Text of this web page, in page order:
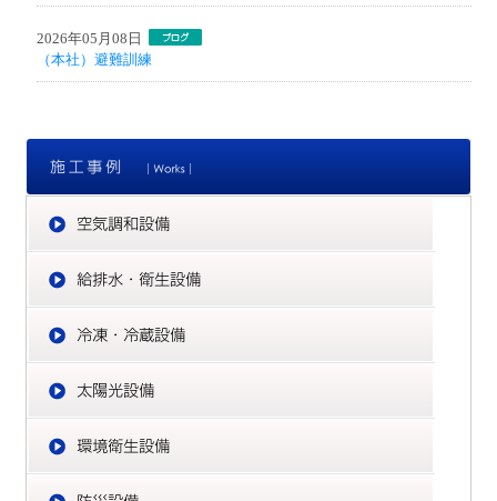
2026年05月08日
（本社）避難訓練